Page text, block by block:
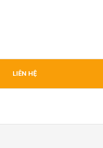
LIÊN HỆ